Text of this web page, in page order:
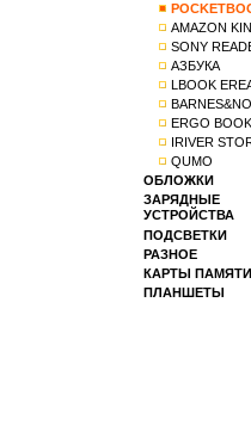
AMAZON
SONY
АЗБУКА
LBOOK
ERGO BOOK
IRIVER
QUMO
ОБЛОЖКИ
ЗАРЯДНЫЕ
УСТРОЙСТВА
ПОДСВЕТКИ
РАЗНОЕ
КАРТЫ ПАМЯТИ
ПЛАНШЕТЫ